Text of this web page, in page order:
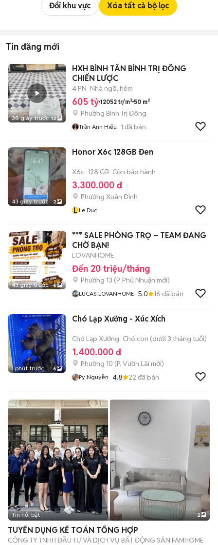
Đổi khu vực Xóa tất cả bộ lọc
Tin đăng mới
38 giây trước 12
HXH BÌNH TÂN BÌNH TRỊ ĐÔNG
CHIẾN LƯỢC
4 PN Nhà ngõ, hẻm
605 tỷ 12052 tr/m² 50 m²
Phường Bình Trị Đông
Trần Anh Hiếu 1 đã bán
43 giây trước 2
Honor X6c 128GB Đen
X6c 128 GB Còn bảo hành
3.300.000 đ
Phường Xuân Đỉnh
L Le Duc
43 giây trước 6
*** SALE PHÒNG TRỌ – TEAM ĐANG
CHỜ BẠN!
LOVANHOME
Đến 20 triệu/tháng
Phường 13 (P. Phú Nhuận mới)
LUCAS LOVANHOME 5.0 16 đã bán
1 phút trước 6
Chó Lạp Xưởng - Xúc Xích
Chó Lạp Xưởng Chó con (dưới 3 tháng tuổi)
1.400.000 đ
Phường 10 (P. Vườn Lài mới)
Py Nguyễn 4.8 22 đã bán
Tin nổi bật 2
TUYỂN DỤNG KẾ TOÁN TỔNG HỢP
CÔNG TY TNHH ĐẦU TƯ VÀ DỊCH VỤ BẤT ĐỘNG SẢN FAMHOME